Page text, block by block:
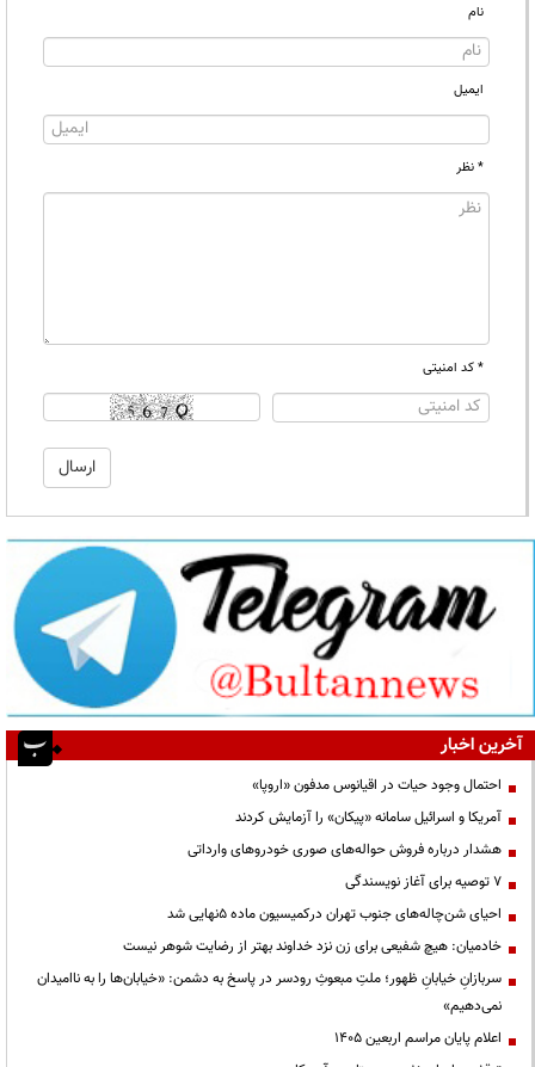
نام
ایمیل
* نظر
* کد امنیتی
آخرین اخبار
احتمال وجود حیات در اقیانوس مدفون «اروپا»
آمریکا و اسرائیل سامانه «پیکان» را آزمایش کردند
هشدار درباره فروش حواله‌های صوری خودروهای وارداتی
۷ توصیه برای آغاز نویسندگی
احیای شن‌چاله‌های جنوب تهران درکمیسیون ماده ۵نهایی شد
خادمیان: هیچ شفیعی برای زن نزد خداوند بهتر از رضایت شوهر نیست
سربازانِ خیابانِ ظهور؛ ملتِ مبعوثِ رودسر در پاسخ به دشمن: «خیابان‌ها را به ناامیدان
نمی‌دهیم»
اعلام پایان مراسم اربعین ۱۴۰۵